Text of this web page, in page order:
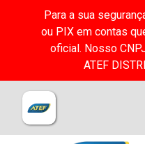
Para a sua
ou PIX em contas
oficial. Nosso
ATEF